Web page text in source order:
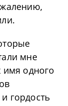
мне
имя одного
гордость